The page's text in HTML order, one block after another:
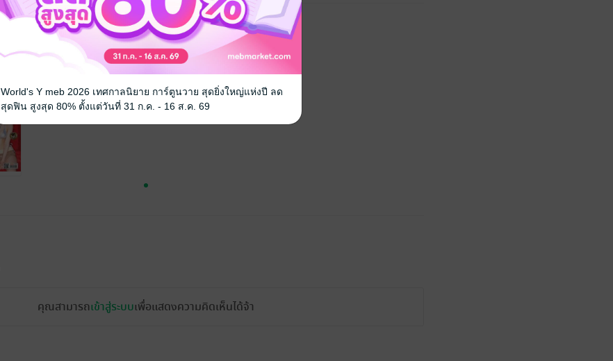
คุณสามารถเข้าสู่ระบบเพื่อแสดงความคิดเห็นได้จ้า
World's Y meb 2026 เทศกาลนิยาย การ์ตูนวาย สุดยิ่งใหญ่แห่งปี ลด
สุดฟิน สูงสุด 80% ตั้งแต่วันที่ 31 ก.ค. - 16 ส.ค. 69